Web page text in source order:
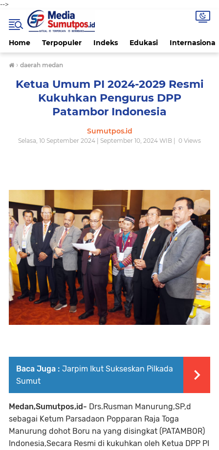
-->
Home Terpopuler Indeks Edukasi Internasional
› daerah medan
Ketua Umum PI 2024-2029 Resmi
Kukuhkan Pengurus DPP
Patambor Indonesia
Sumutpos.id
Selasa, 10 September 2024 | September 10, 2024 WIB | 0 Views
Baca Juga : Jarpim Ikut Sukseskan Pilkada
Sumut
Medan,Sumutpos,id- Drs.Rusman Manurung,SP,d
sebagai Ketum Parsadaon Popparan Raja Toga
Manurung dohot Boru na yang disingkat (PATAMBOR)
Indonesia,Secara Resmi di kukuhkan oleh Ketua DPP PI